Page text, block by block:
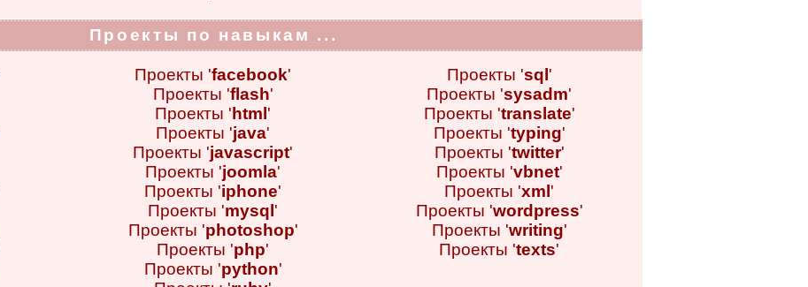
Проекты по навыкам ...
Проекты 'facebook'
Проекты 'flash'
Проекты 'html '
Проекты 'java'
Проекты 'javascript'
Проекты 'joomla'
Проекты 'iphone'
Проекты 'mysql '
Проекты 'photoshop'
Проекты 'php'
Проекты 'python'
Проекты 'sql '
Проекты 'sysadm'
Проекты 'translate'
Проекты 'typing'
Проекты 'twitter'
Проекты 'vbnet'
Проекты 'xml '
Проекты 'wordpress'
Проекты 'writing'
Проекты 'texts'